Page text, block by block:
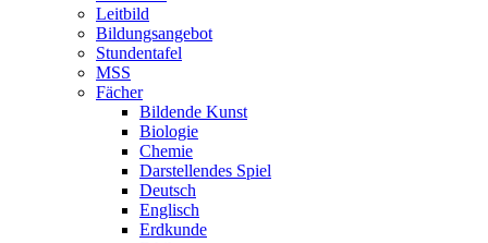
Leitbild
Bildungsangebot
Stundentafel
MSS
Fächer
Bildende Kunst
Biologie
Chemie
Darstellendes Spiel
Deutsch
Englisch
Erdkunde